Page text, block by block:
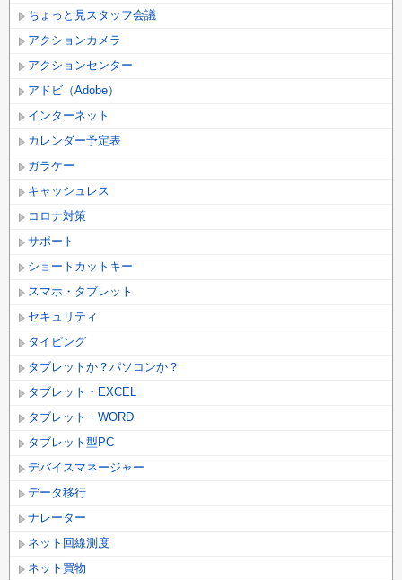
ちょっと見スタッフ会議
アクションカメラ
アクションセンター
アドビ（Adobe）
インターネット
カレンダー予定表
ガラケー
キャッシュレス
コロナ対策
サポート
ショートカットキー
スマホ・タブレット
セキュリティ
タイピング
タブレットか？パソコンか？
タブレット・EXCEL
タブレット・WORD
タブレット型PC
デバイスマネージャー
データ移行
ナレーター
ネット回線測度
ネット買物